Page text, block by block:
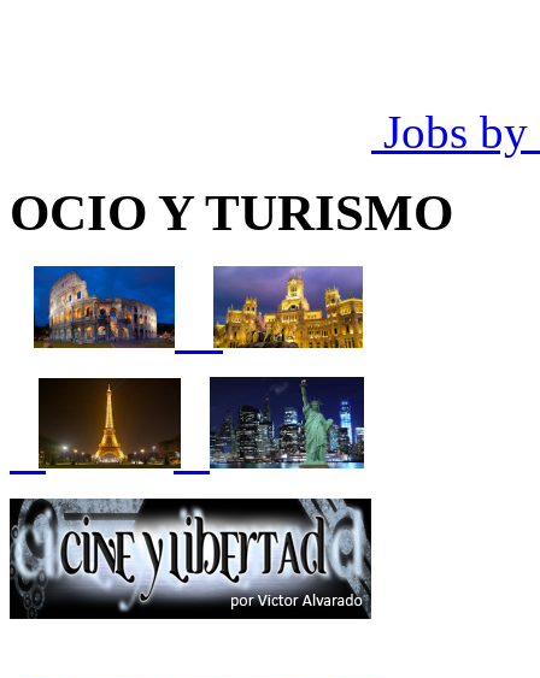
Jobs by
OCIO Y TURISMO